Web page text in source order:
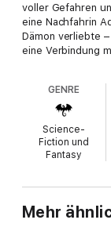
voller Gefahren
eine Nachfahrin
Dämon verliebte
eine Verbindung
daran, ihre
Band zwischen
zueinander.
auf ihn
einmal von
bald muss Clio
Funken nur so
//Dies ist der
GENRE
Science-
Fiction und
Fantasy
Mehr